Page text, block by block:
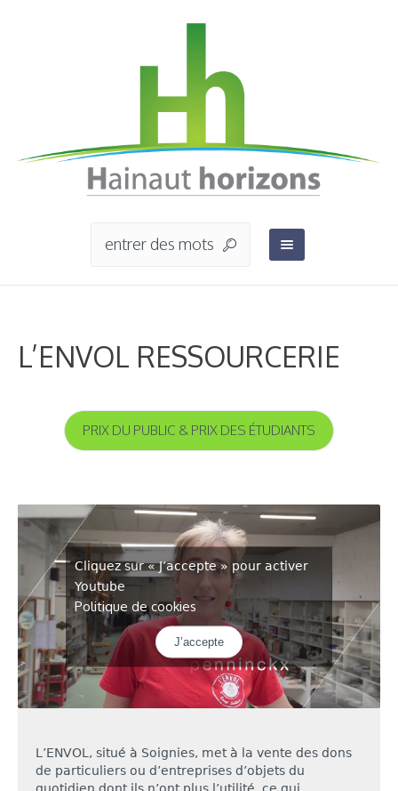
L’ENVOL RESSOURCERIE
PRIX DU PUBLIC & PRIX DES ÉTUDIANTS
Cliquez sur « J’accepte » pour activer
Youtube
Politique de cookies
J’accepte
L’ENVOL, situé à Soignies, met à la vente des dons
de particuliers ou d’entreprises d’objets du